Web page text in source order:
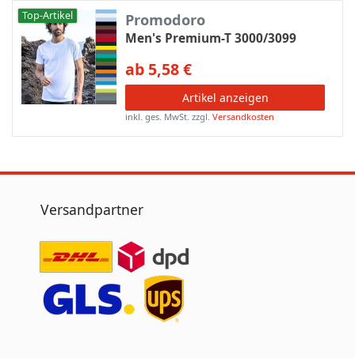
Top-Artikel Promodoro
Men's Premium-T 3000/3099
ab 5,58 €
Artikel anzeigen
inkl. ges. MwSt. zzgl.Versandkosten
Versandpartner